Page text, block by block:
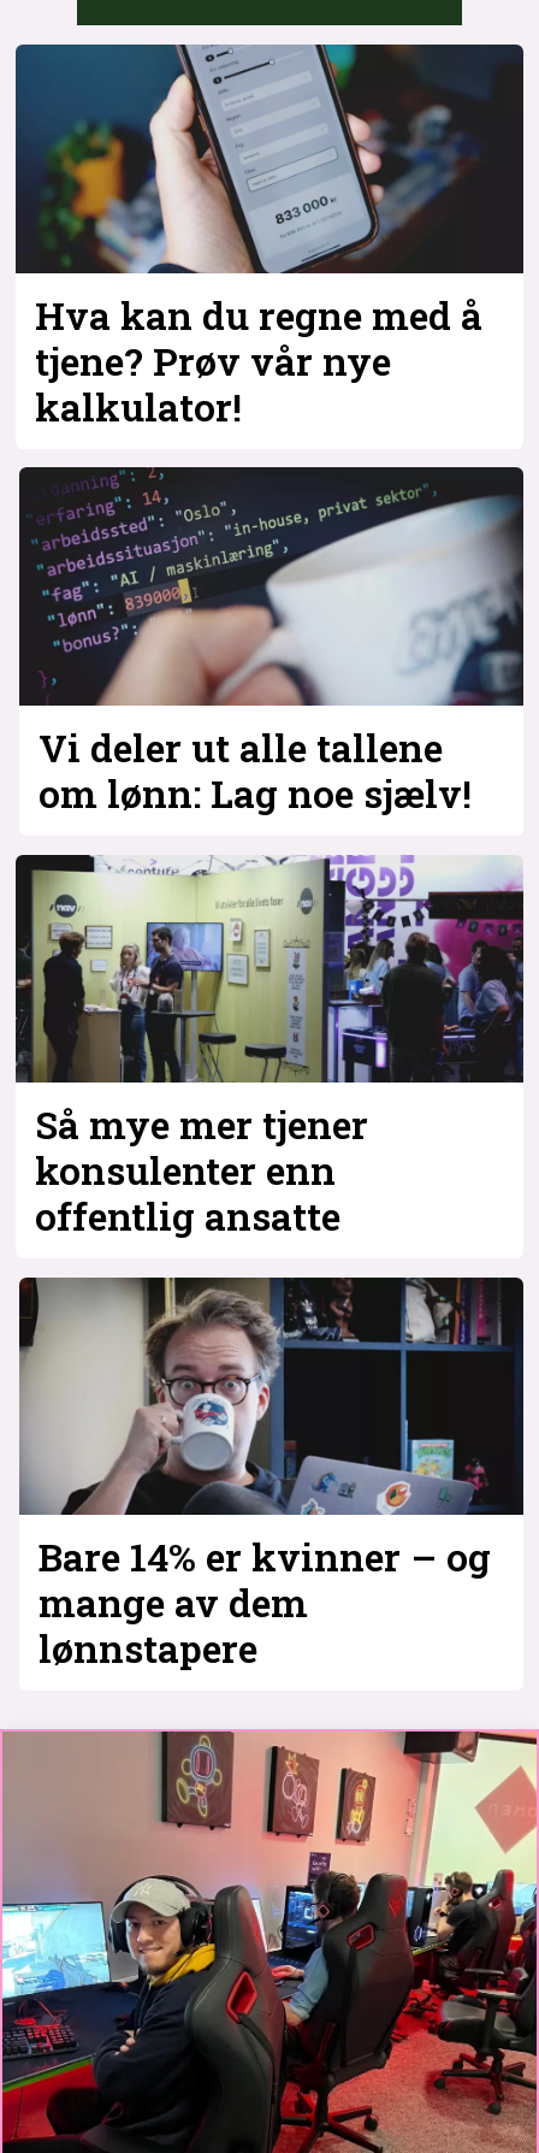
Hva kan du regne med å
tjene? Prøv vår nye
kalkulator!
Vi deler ut alle tallene
om lønn: Lag noe sjælv!
Så mye mer tjener
konsulenter enn
offentlig ansatte
Bare 14% er kvinner – og
mange av dem
lønnstapere